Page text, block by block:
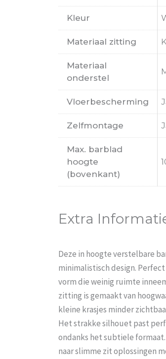
Kleur
Materiaal zitting
Materiaal
onderstel
Vloerbescherming
Zelfmontage
Max. barblad
hoogte
(bovenkant)
Extra
Deze in hoogte verstelbare
minimalistisch design.
vorm die weinig ruimte
zitting is gemaakt van
kleine krasjes minder
Het strakke silhouet past
ondanks het subtiele
naar slimme zit oplossingen